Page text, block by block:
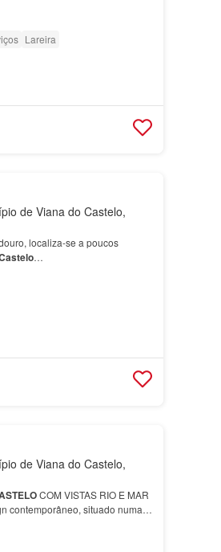
Lareira
de Viana do Castelo,
localiza-se a poucos
…
de Viana do Castelo,
COM VISTAS RIO E MAR
contemporâneo, situado numa